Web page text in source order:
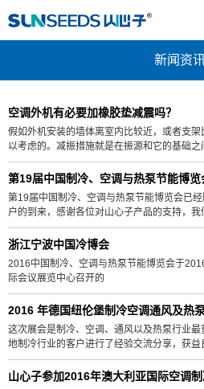
新闻资
空调外机有必要加橡胶垫减震吗？
假如外机安装的墙体离室内比较近，或者支架
以考虑的。减振措施就是在振源和它的基础之
第19届中国制冷、空调与热泵节能博
第19届中国制冷、空调与热泵节能博览会已
户的到来，感谢各位对山心子产品的支持，我
浙江宁波中国冷博会
2016中国制冷、空调与热泵节能博览会于
际会议展览中心召开的
2016 年德国纽伦堡制冷空调通风及热
这次展会是制冷、空调、通风以及热泵行业
地制冷行业的客户进行了经验交流分享，获益